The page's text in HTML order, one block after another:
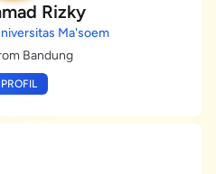
Rizky
Ma'soem
Bandung
PROFIL